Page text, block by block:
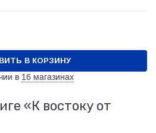
В КОРЗИНУ
в 16 магазинах
«К востоку от